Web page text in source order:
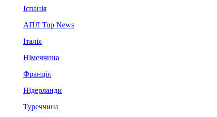
Іспанія
АПЛ Top News
Італія
Німеччина
Франція
Нідерланди
Туреччина